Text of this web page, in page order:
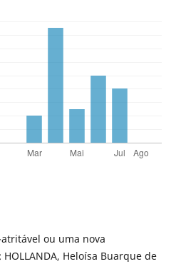
atritável ou uma nova
Heloísa Buarque de